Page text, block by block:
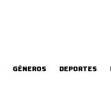
GÉNEROS DEPORTES